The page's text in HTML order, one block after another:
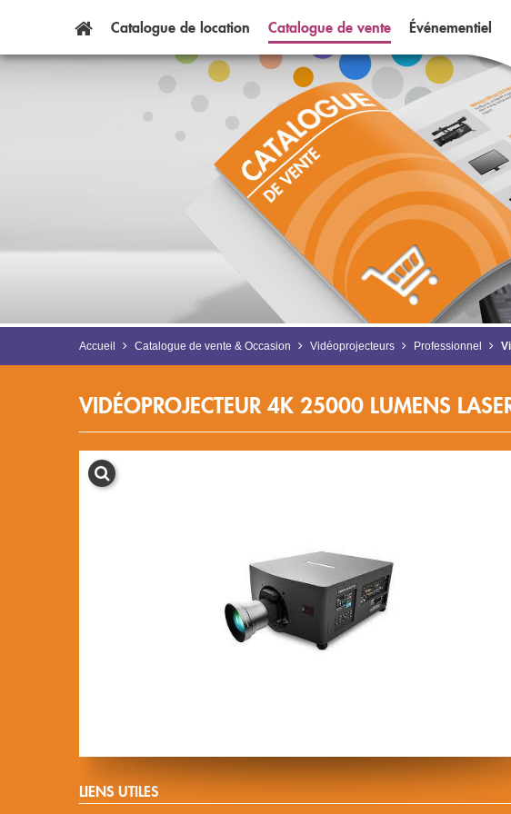
Catalogue de location Catalogue de vente Événementiel
Accueil Catalogue de vente & Occasion Vidéoprojecteurs Professionnel
VIDÉOPROJECTEUR 4K 25000 LUMENS
LIENS UTILES